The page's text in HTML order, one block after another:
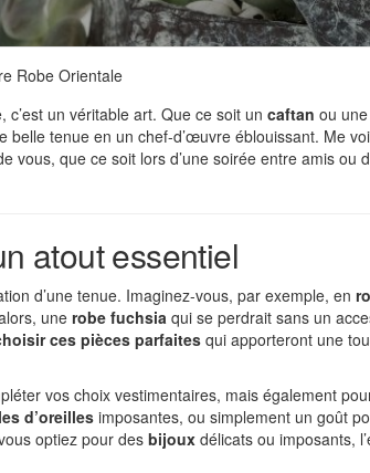
Robe Orientale
un véritable art. Que ce soit un caftan ou
belle tenue en un chef-d’œuvre éblouissant. Me
que ce soit lors d’une soirée entre amis ou
atout essentiel
d’une tenue. Imaginez-vous, par exemple, en
une robe fuchsia qui se perdrait sans un
ces pièces parfaitesqui apporteront une
vos choix vestimentaires, mais également
d’oreillesimposantes, ou simplement un goût
optiez pour des bijoux délicats ou imposants,